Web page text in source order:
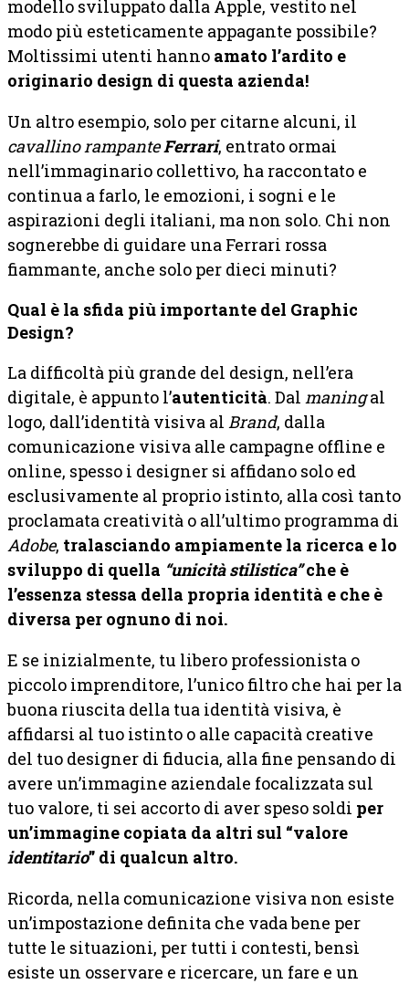
modello sviluppato dalla Apple, vestito nel
modo più esteticamente appagante possibile?
Moltissimi utenti hanno amato l’ardito e
originario design di questa azienda!
Un altro esempio, solo per citarne alcuni, il
cavallino rampanteFerrari, entrato ormai
nell’immaginario collettivo, ha raccontato e
continua a farlo, le emozioni, i sogni e le
aspirazioni degli italiani, ma non solo. Chi non
sognerebbe di guidare una Ferrari rossa
fiammante, anche solo per dieci minuti?
Qual è la sfida più importante del Graphic
Design?
La difficoltà più grande del design, nell’era
digitale, è appunto l’autenticità. Dal maningal
logo, dall’identità visiva al Brand, dalla
comunicazione visiva alle campagne offline e
online, spesso i designer si affidano solo ed
esclusivamente al proprio istinto, alla così tanto
proclamata creatività o all’ultimo programma di
Adobe, tralasciando ampiamente la ricerca e lo
sviluppo di quella “unicità stilistica”che è
l’essenza stessa della propria identità e che è
diversa per ognuno di noi.
E se inizialmente, tu libero professionista o
piccolo imprenditore, l’unico filtro che hai per la
buona riuscita della tua identità visiva, è
affidarsi al tuo istinto o alle capacità creative
del tuo designer di fiducia, alla fine pensando di
avere un’immagine aziendale focalizzata sul
tuo valore, ti sei accorto di aver speso soldi per
un’immagine copiata da altri sul “valore
identitario” di qualcun altro.
Ricorda, nella comunicazione visiva non esiste
un’impostazione definita che vada bene per
tutte le situazioni, per tutti i contesti, bensì
esiste un osservare e ricercare, un fare e un